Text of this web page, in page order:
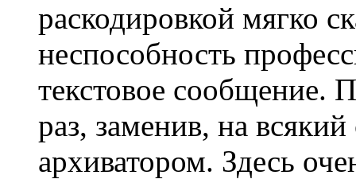
раскодировкой мягко
неспособность
текстовое сообщение.
раз, заменив, на
архиватором. Здесь